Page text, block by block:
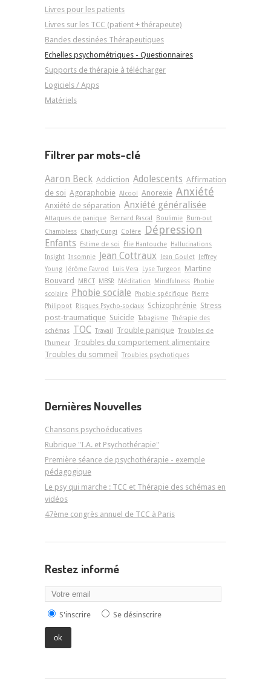
Livres pour les patients
Livres sur les TCC (patient + thérapeute)
Bandes dessinées Thérapeutiques
Echelles psychométriques - Questionnaires
Supports de thérapie à télécharger
Logiciels / Apps
Matériels
Filtrer par mots-clé
Aaron Beck Addiction Adolescents Affirmation
de soi Agoraphobie Alcool Anorexie Anxiété
Anxiété de séparation Anxiété généralisée
Attaques de panique Bernard Pascal Boulimie Burn-out
Chambless Charly Cungi Colère Dépression
Enfants Estime de soi Élie Hantouche Hallucinations
Insight Insomnie Jean Cottraux Jean Goulet Jeffrey
Young Jérôme Favrod Luis Vera Lyse Turgeon
Martine
Bouvard
MBCT MBSR Méditation Mindfulness Phobie
scolaire
Phobie sociale Phobie spécifique Pierre
Philippot Risques Psycho-sociaux Schizophrénie Stress
post-traumatique Suicide Tabagisme Thérapie des
schémas TOC Travail Trouble panique Troubles de
l'humeur Troubles du comportement alimentaire
Troubles du sommeil Troubles psychotiques
Dernières Nouvelles
Chansons psychoéducatives
Rubrique "I.A. et Psychothérapie"
Première séance de psychothérapie - exemple
pédagogique
Le psy qui marche : TCC et Thérapie des schémas en
vidéos
47ème congrès annuel de TCC à Paris
Restez informé
S'inscrire Se désinscrire